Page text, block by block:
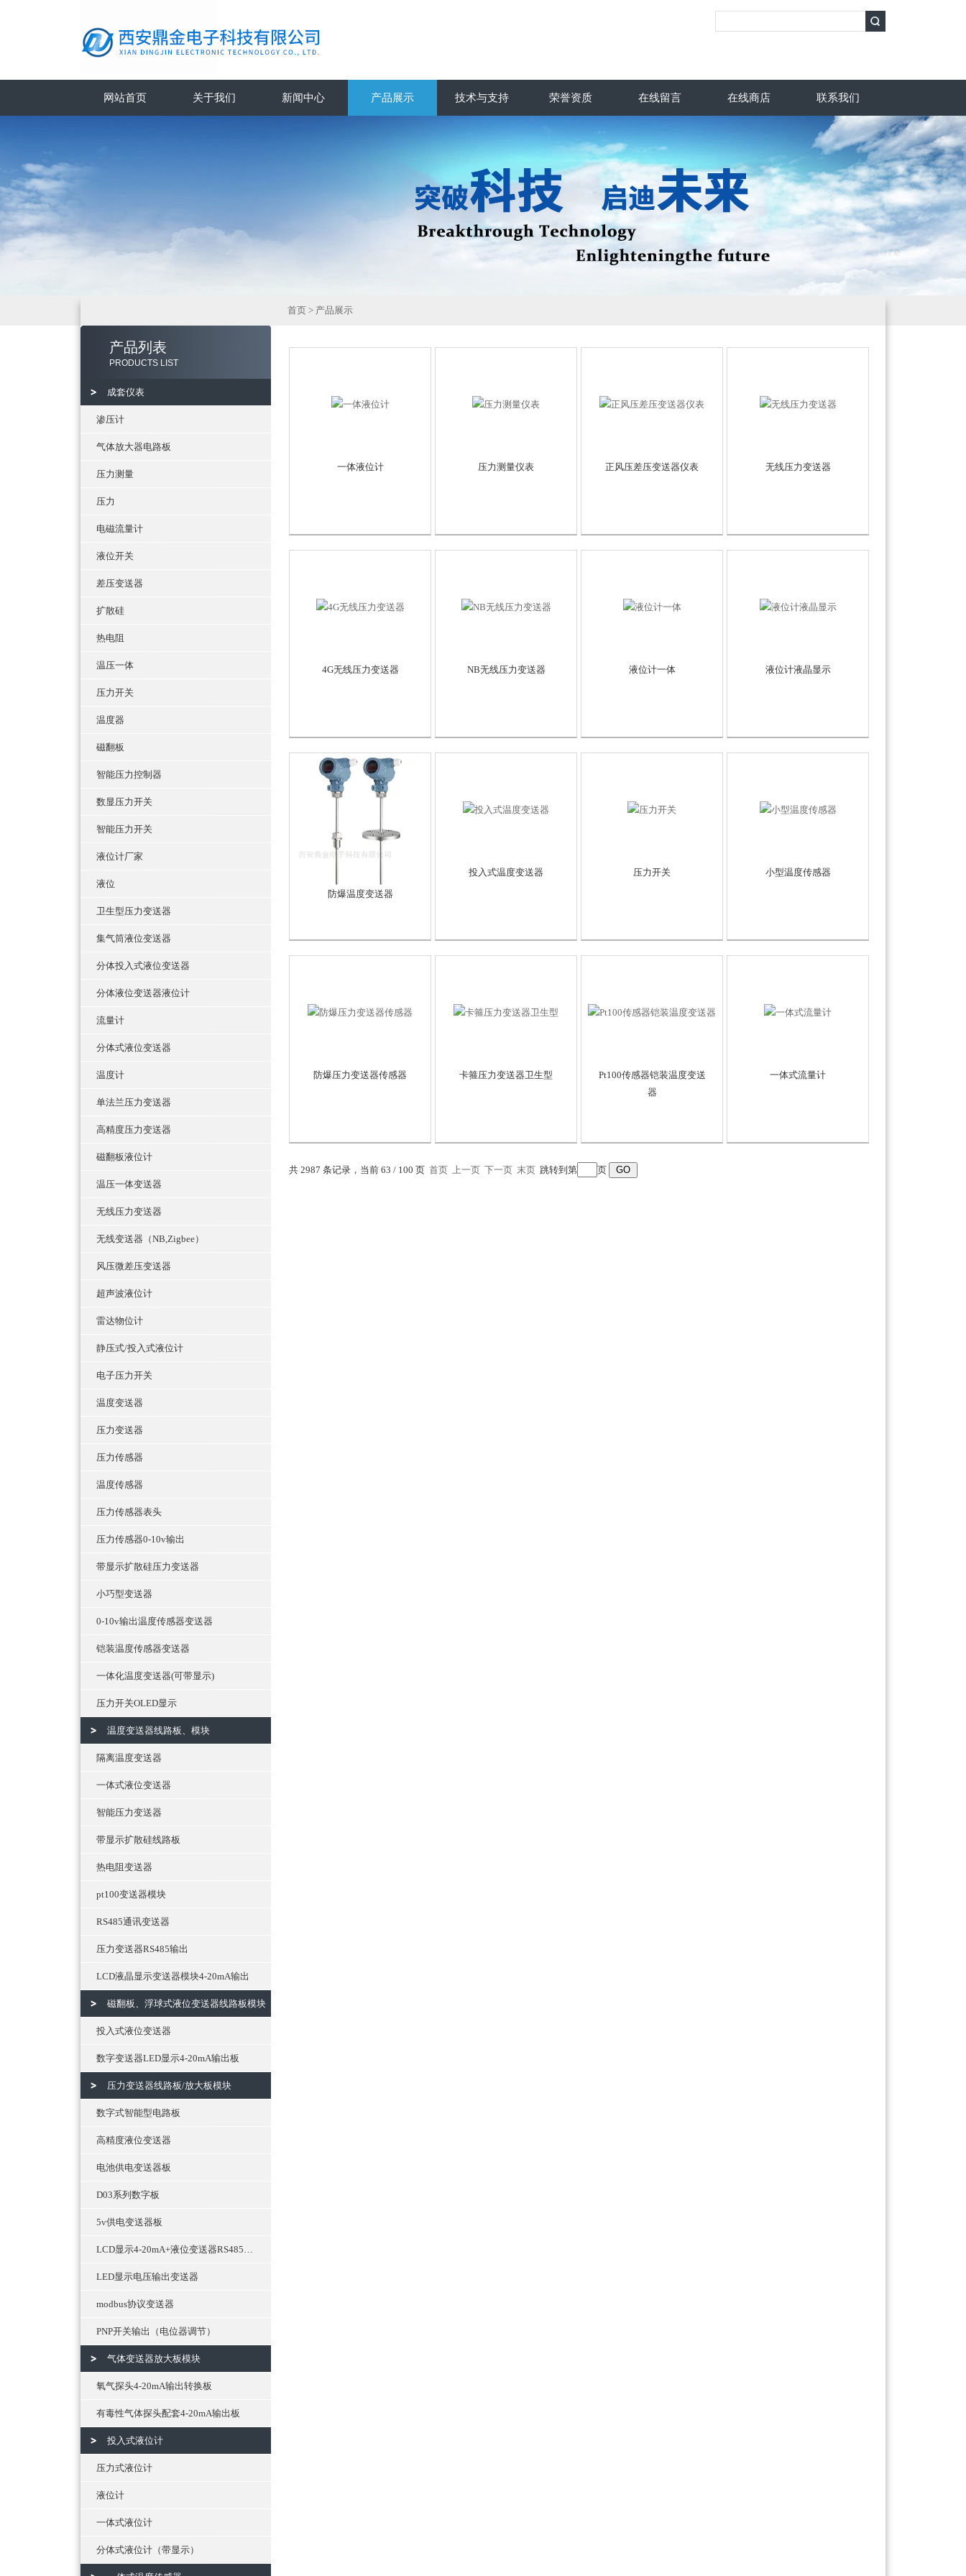
网站首页 关于我们 新闻中心 产品展示 技术与支持 荣誉资质 在线留言 在线商店 联系我们
产品列表
PRODUCTS LIST
成套仪表
渗压计
气体放大器电路板
压力测量
压力
电磁流量计
液位开关
差压变送器
扩散硅
热电阻
温压一体
压力开关
温度器
磁翻板
智能压力控制器
数显压力开关
智能压力开关
液位计厂家
液位
卫生型压力变送器
集气筒液位变送器
分体投入式液位变送器
分体液位变送器液位计
流量计
分体式液位变送器
温度计
单法兰压力变送器
高精度压力变送器
磁翻板液位计
温压一体变送器
无线压力变送器
无线变送器（NB,Zigbee）
风压微差压变送器
超声波液位计
雷达物位计
静压式/投入式液位计
电子压力开关
温度变送器
压力变送器
压力传感器
温度传感器
压力传感器表头
压力传感器0-10v输出
带显示扩散硅压力变送器
小巧型变送器
0-10v输出温度传感器变送器
铠装温度传感器变送器
一体化温度变送器(可带显示)
压力开关OLED显示
温度变送器线路板、模块
隔离温度变送器
一体式液位变送器
智能压力变送器
带显示扩散硅线路板
热电阻变送器
pt100变送器模块
RS485通讯变送器
压力变送器RS485输出
LCD液晶显示变送器模块4-20mA输出
磁翻板、浮球式液位变送器线路板模块
投入式液位变送器
数字变送器LED显示4-20mA输出板
压力变送器线路板/放大板模块
数字式智能型电路板
高精度液位变送器
电池供电变送器板
D03系列数字板
5v供电变送器板
LCD显示4-20mA+液位变送器RS485通讯输出
LED显示电压输出变送器
modbus协议变送器
PNP开关输出（电位器调节）
气体变送器放大板模块
氧气探头4-20mA输出转换板
有毒性气体探头配套4-20mA输出板
投入式液位计
压力式液位计
液位计
一体式液位计
分体式液位计（带显示）
首页 > 产品展示
一体液位计 压力测量仪表 正风压差压变送器仪表 无线压力变送器
4G无线压力变送器 NB无线压力变送器 液位计一体 液位计液晶显示
防爆温度变送器
投入式温度变送器 压力开关 小型温度传感器
防爆压力变送器传感器 卡箍压力变送器卫生型
Pt100传感器铠装温度变送
器
一体式流量计
共 2987 条记录，当前 63 / 100 页 首页 上一页 下一页 末页 跳转到第 页